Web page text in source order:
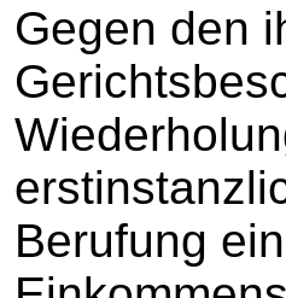
Gegen den
Berufung